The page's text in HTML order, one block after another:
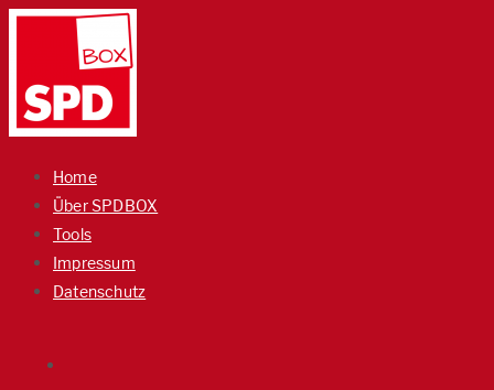
Home
Über SPDBOX
Tools
Impressum
Datenschutz